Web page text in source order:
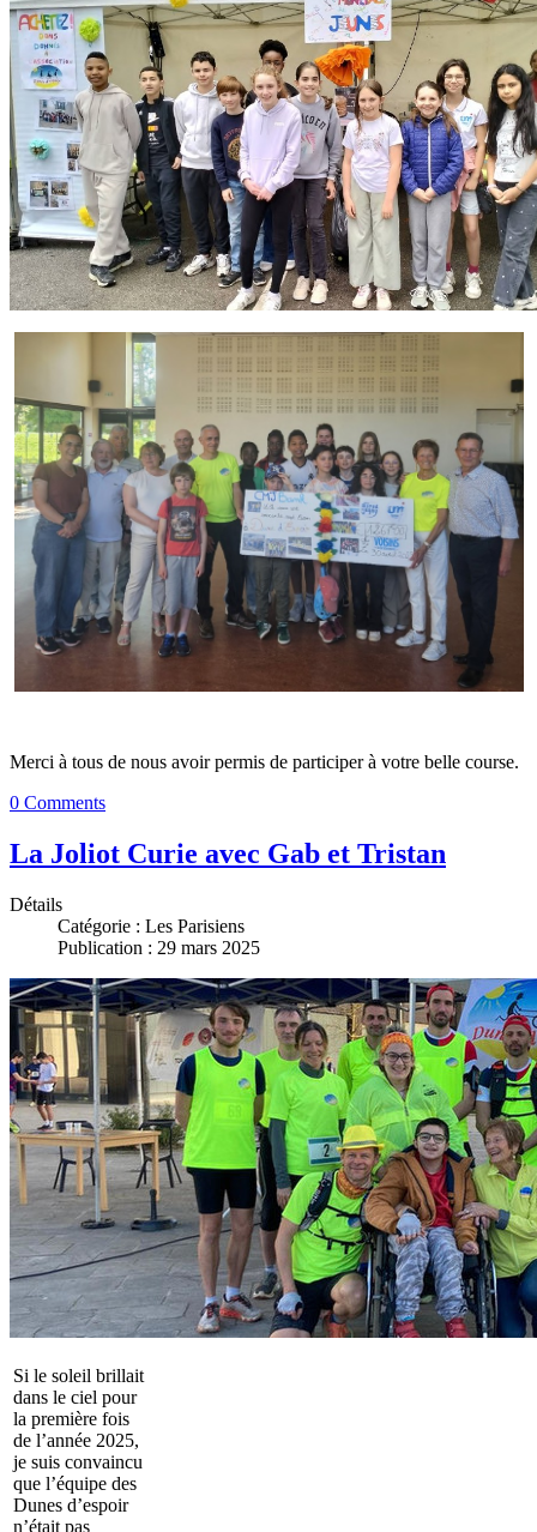
Merci à tous de nous avoir permis de participer à votre belle course.
0 Comments
La Joliot Curie avec Gab et Tristan
Détails
Catégorie : Les Parisiens
Publication : 29 mars 2025
Si le soleil brillait
dans le ciel pour
la première fois
de l’année 2025,
je suis convaincu
que l’équipe des
Dunes d’espoir
n’était pas